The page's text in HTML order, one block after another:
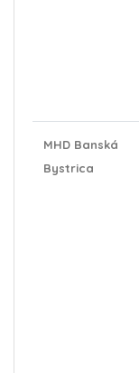
MHD Banská
Bystrica